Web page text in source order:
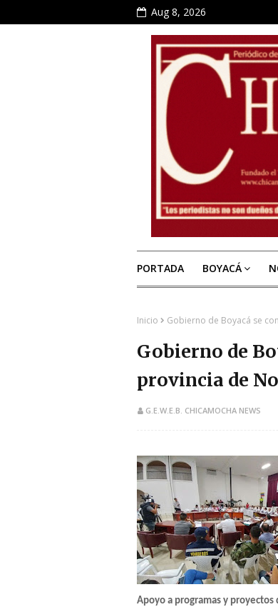
Aug 8, 2026
PORTADA BOYACÁ
Inicio Gobierno de Boyacá se
Gobierno de
provincia de
G.E.W.E.B. CHICAMOCHA NEWS
​Apoyo a programas y